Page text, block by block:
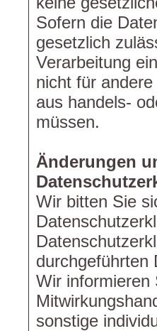
Sofern die
gesetzlich
Verarbeitung
nicht für
aus handels-
müssen.
Änderungen
Wir bitten Sie
durchgeführten
Wir informieren
sonstige